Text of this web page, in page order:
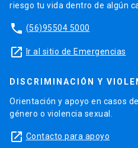
riesgo tu vida dentro de algún
phone (56)95504 5000
launch Ir al sitio de Emergencias
DISCRIMINACIÓN Y
Orientación y apoyo en casos
género o violencia sexual.
launch Contacto para apoyo